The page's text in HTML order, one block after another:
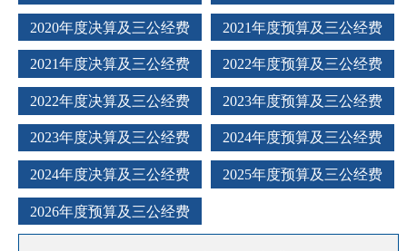
2020年度决算及三公经费 2021年度预算及三公经费
2021年度决算及三公经费 2022年度预算及三公经费
2022年度决算及三公经费 2023年度预算及三公经费
2023年度决算及三公经费 2024年度预算及三公经费
2024年度决算及三公经费 2025年度预算及三公经费
2026年度预算及三公经费